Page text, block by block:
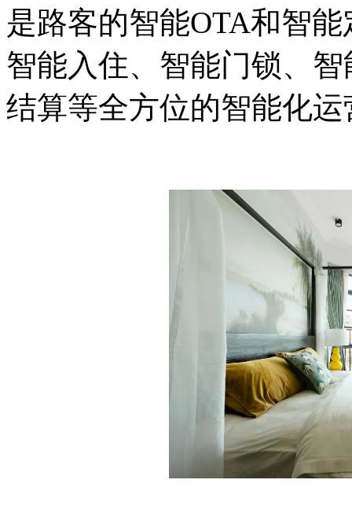
是路客的智能OTA和智
智能入住、智能门锁、
结算等全方位的智能化